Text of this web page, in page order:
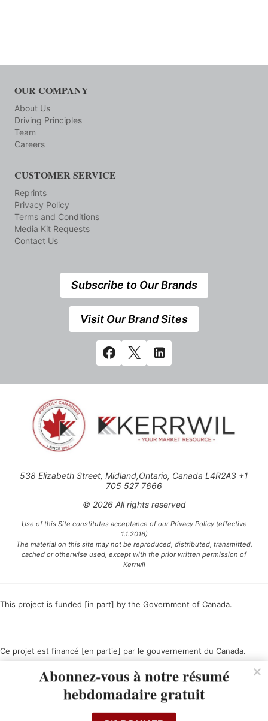
OUR COMPANY
About Us
Driving Principles
Team
Careers
CUSTOMER SERVICE
Reprints
Privacy Policy
Terms and Conditions
Media Kit Requests
Contact Us
Subscribe to Our Brands
Visit Our Brand Sites
538 Elizabeth Street, Midland,Ontario, Canada L4R2A3 +1
705 527 7666
© 2026 All rights reserved
Use of this Site constitutes acceptance of our Privacy Policy (effective
1.1.2016)
The material on this site may not be reproduced, distributed, transmitted,
cached or otherwise used, except with the prior written permission of
Kerrwil
This project is funded [in part] by the Government of Canada.
Ce projet est financé [en partie] par le gouvernement du Canada.
Abonnez-vous à notre résumé
hebdomadaire gratuit